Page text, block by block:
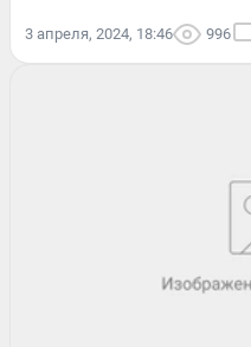
3 апреля, 2024, 18:46 996